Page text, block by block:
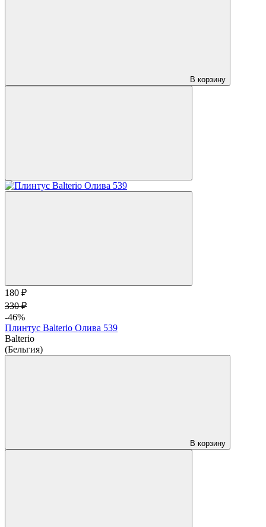
В корзину
180 ₽
330 ₽
-46%
Плинтус Balterio Олива 539
Balterio
(Бельгия)
В корзину